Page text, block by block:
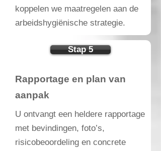
koppelen we maatregelen aan de
arbeidshygiënische strategie.
Stap 5
Rapportage en plan van
aanpak
U ontvangt een heldere rapportage
met bevindingen, foto’s,
risicobeoordeling en concrete